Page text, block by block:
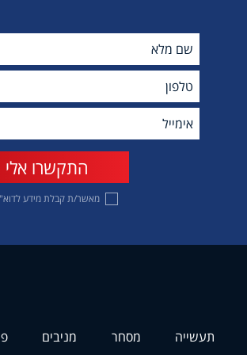
מאשר/ת קבלת מידע
תעשייה מסחר מניבים